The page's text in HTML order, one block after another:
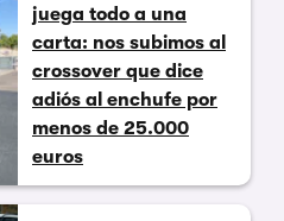
juega todo a una
carta: nos subimos al
crossover que dice
adiós al enchufe por
menos de 25.000
euros